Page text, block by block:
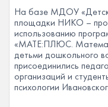
На базе МДОУ
площадки НИКО –
использованию
«МАТЕ:ПЛЮС.
детьми дошкольного
присоединились
организаций и
психологии